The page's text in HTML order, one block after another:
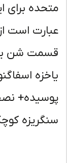
برای
نصف
کوچک.